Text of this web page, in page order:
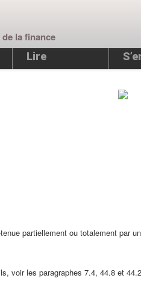
la finance
Lire
partiellement ou totalement par
voir les paragraphes 7.4, 44.8 et